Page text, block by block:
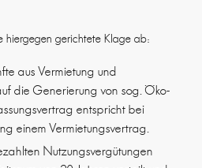
hiergegen gerichtete Klage ab:
aus Vermietung und
die Generierung von sog. Öko-
entspricht bei
einem Vermietungsvertrag.
Nutzungsvergütungen